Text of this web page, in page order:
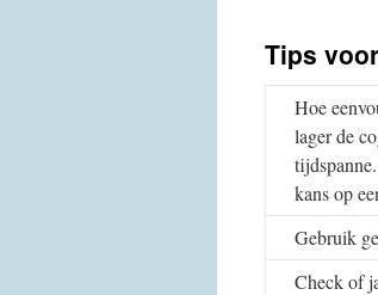
inhoud
Tips
Hoe
lager de
kans op
Gebruik
Check of